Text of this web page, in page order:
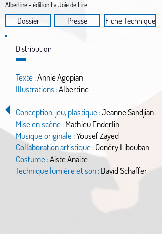
Albertine - édition La Joie de Lire
Dossier Presse Fiche Technique
Distribution
Texte :Annie Agopian
Illustrations :Albertine
Conception, jeu, plastique :Jeanne Sandjian
Mise en scène :Mathieu Enderlin
Musique originale :Yousef Zayed
Collaboration artistique :Gonéry Libouban
Costume :Aiste Anaite
Technique lumière et son :David Schaffer